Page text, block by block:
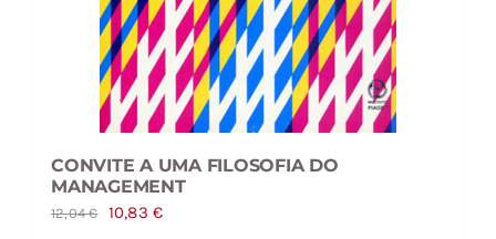
CONVITE A UMA FILOSOFIA DO
MANAGEMENT
12,04€
O
10,83€O